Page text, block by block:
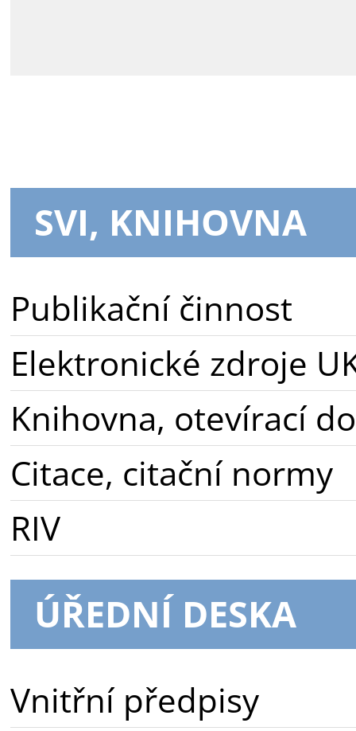
SVI, KNIHOVNA
Publikační činnost
Elektronické zdroje
Knihovna, otevírací
Citace, citační normy
RIV
ÚŘEDNÍ DESKA
Vnitřní předpisy